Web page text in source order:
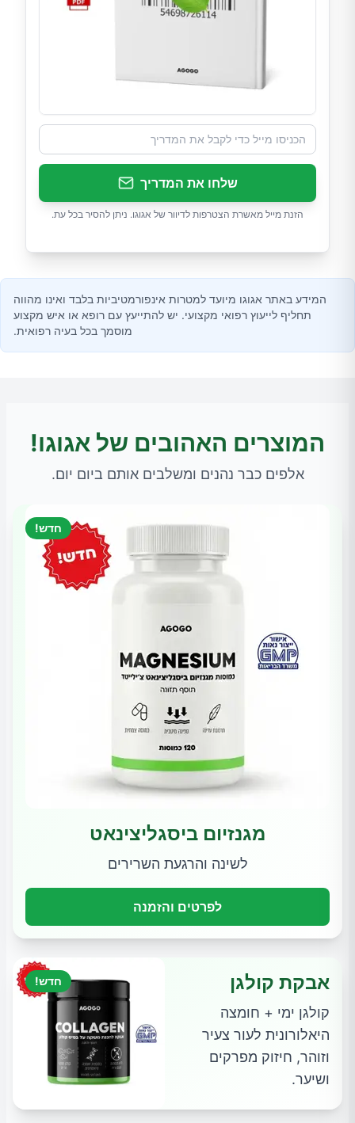
שלחו את המדריך
הזנת מייל מאשרת הצטרפות לדיוור של אגוגו. ניתן להסיר בכל עת.
המידע באתר אגוגו מיועד למטרות אינפורמטיביות בלבד ואינו מהווה
תחליף לייעוץ רפואי מקצועי. יש להתייעץ עם רופא או איש מקצוע
מוסמך בכל בעיה רפואית.
המוצרים האהובים של אגוגו!
אלפים כבר נהנים ומשלבים אותם ביום יום.
חדש!
מגנזיום ביסגליצינאט
לשינה והרגעת השרירים
לפרטים והזמנה
חדש! אבקת קולגן
קולגן ימי + חומצה
היאלורונית לעור צעיר
וזוהר, חיזוק מפרקים
ושיער.